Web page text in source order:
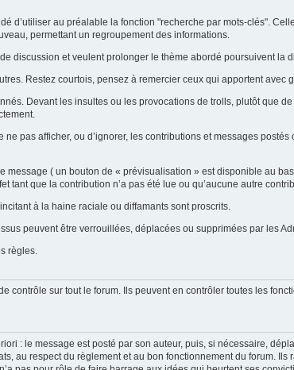
d’utiliser au préalable la fonction "recherche par mots-clés".
permettant un regroupement des informations.
discussion et veulent prolonger le thème abordé poursuivent la
Restez courtois, pensez à remercier ceux qui apportent
Devant les insultes ou les provocations de trolls, plutôt que
pas afficher, ou d’ignorer, les contributions et messages
message ( un bouton de « prévisualisation » est disponible au
tant que la contribution n’a pas été lue ou qu’aucune autre
à la haine raciale ou diffamants sont proscrits.
peuvent être verrouillées, déplacées ou supprimées par les
règles.
contrôle sur tout le forum. Ils peuvent en contrôler toutes les
: le message est posté par son auteur, puis, si nécessaire,
au respect du règlement et au bon fonctionnement du forum.